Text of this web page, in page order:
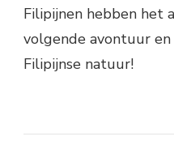
Filipijnen hebben het
volgende avontuur
Filipijnse natuur!